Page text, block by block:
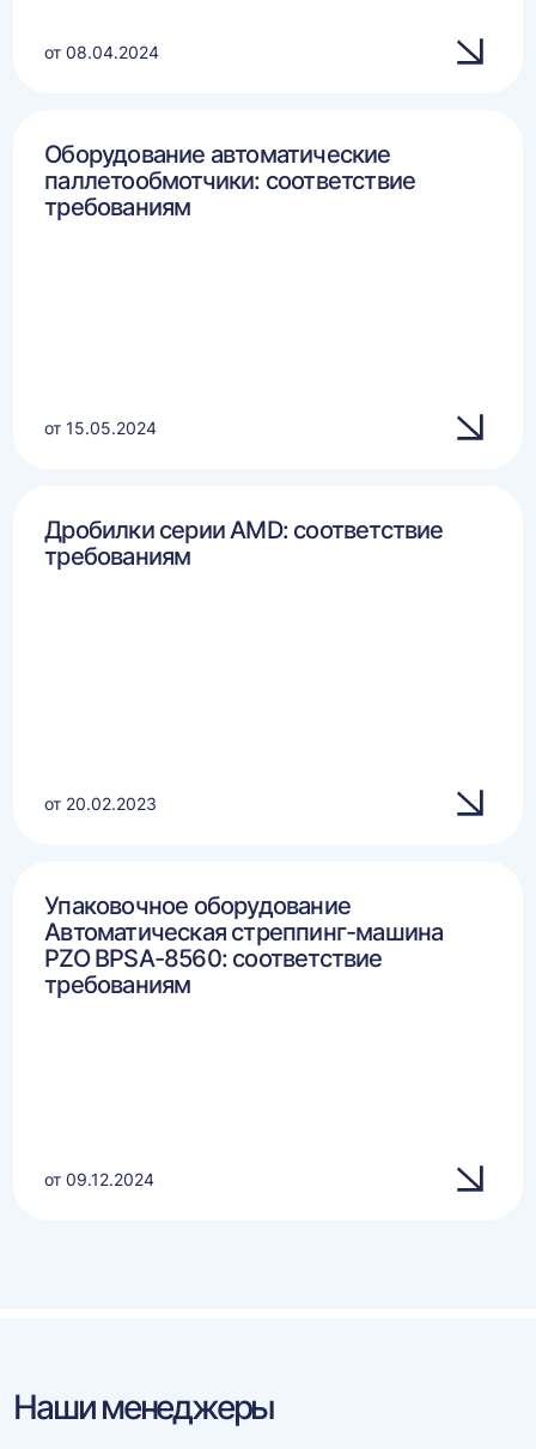
от 08.04.2024
Оборудование автоматические
паллетообмотчики: соответствие
требованиям
от 15.05.2024
Дробилки серии AMD: соответствие
требованиям
от 20.02.2023
Упаковочное оборудование
Автоматическая стреппинг-машина
PZO BPSA-8560: соответствие
требованиям
от 09.12.2024
Наши менеджеры